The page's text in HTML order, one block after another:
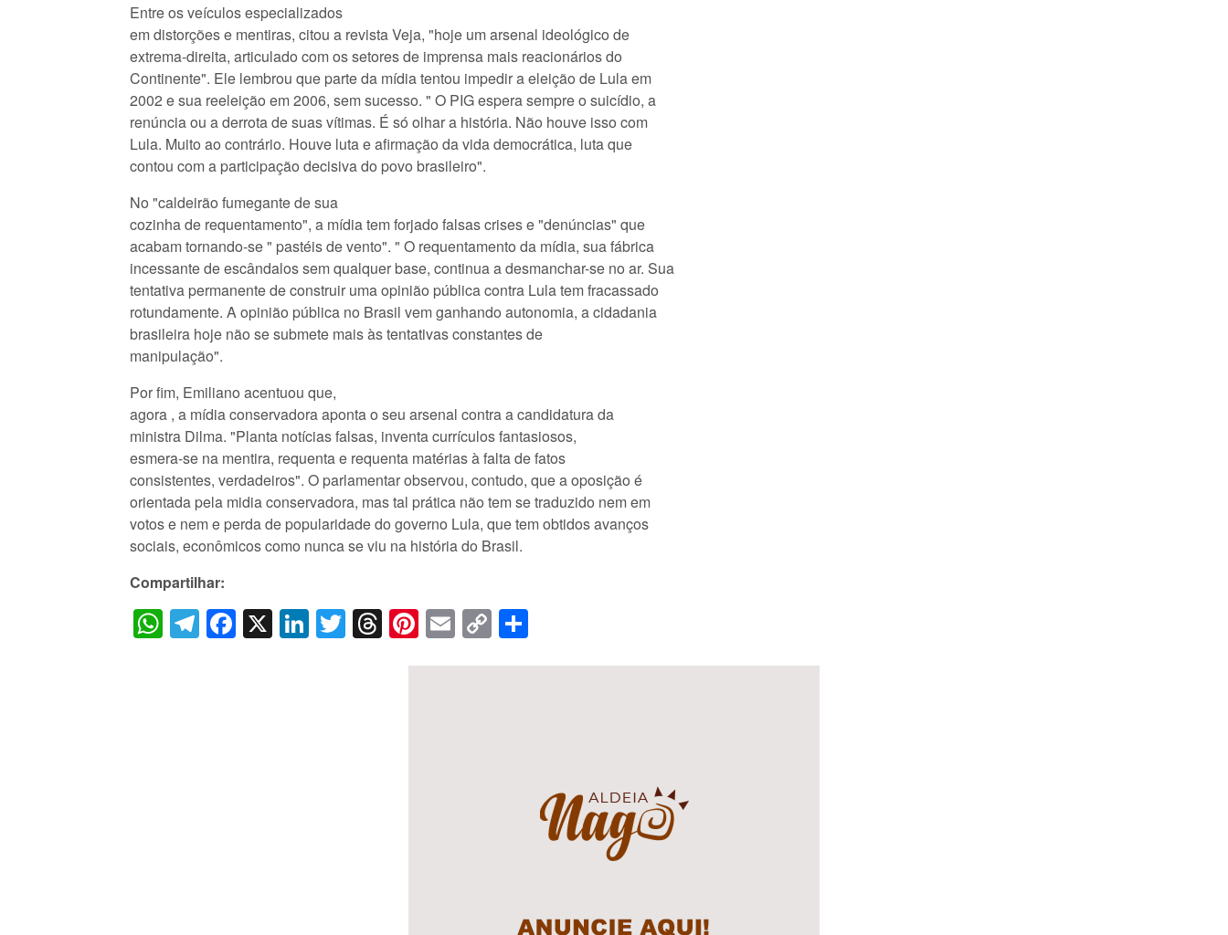
Entre os veículos especializados
em distorções e mentiras, citou a revista Veja, "hoje um arsenal ideológico de
extrema-direita, articulado com os setores de imprensa mais reacionários do
Continente". Ele lembrou que parte da mídia tentou impedir a eleição de Lula em
2002 e sua reeleição em 2006, sem sucesso. " O PIG espera sempre o suicídio, a
renúncia ou a derrota de suas vítimas. É só olhar a história. Não houve isso com
Lula. Muito ao contrário. Houve luta e afirmação da vida democrática, luta que
contou com a participação decisiva do povo brasileiro".
No "caldeirão fumegante de sua
cozinha de requentamento", a mídia tem forjado falsas crises e "denúncias" que
acabam tornando-se " pastéis de vento". " O requentamento da mídia, sua fábrica
incessante de escândalos sem qualquer base, continua a desmanchar-se no ar. Sua
tentativa permanente de construir uma opinião pública contra Lula tem fracassado
rotundamente. A opinião pública no Brasil vem ganhando autonomia, a cidadania
brasileira hoje não se submete mais às tentativas constantes de
manipulação".
Por fim, Emiliano acentuou que,
agora , a mídia conservadora aponta o seu arsenal contra a candidatura da
ministra Dilma. "Planta notícias falsas, inventa currículos fantasiosos,
esmera-se na mentira, requenta e requenta matérias à falta de fatos
consistentes, verdadeiros". O parlamentar observou, contudo, que a oposição é
orientada pela midia conservadora, mas tal prática não tem se traduzido nem em
votos e nem e perda de popularidade do governo Lula, que tem obtidos avanços
sociais, econômicos como nunca se viu na história do Brasil.
Compartilhar:
WhatsApp
Telegram
Facebook
X LinkedIn
Twitter
Threads
Pinterest
Email
Copy
Link